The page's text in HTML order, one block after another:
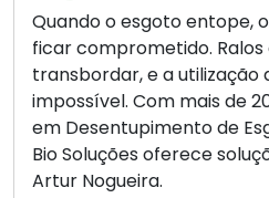
Quando o esgoto entope,
ficar comprometido.
transbordar, e a utilização
impossível. Com mais de
em Desentupimento de
Bio Soluções oferece
Artur Nogueira.